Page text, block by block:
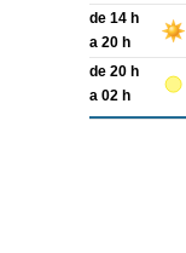
de 14 h
a 20 h
de 20 h
a 02 h